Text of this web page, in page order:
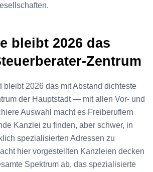
bleibt 2026 das
Zentrum
bleibt 2026 das mit Abstand dichteste
der Hauptstadt — mit allen Vor- und
Auswahl macht es Freiberuflern
Kanzlei zu finden, aber schwer, in
spezialisierten Adressen zu
hier vorgestellten Kanzleien decken
Spektrum ab, das spezialisierte